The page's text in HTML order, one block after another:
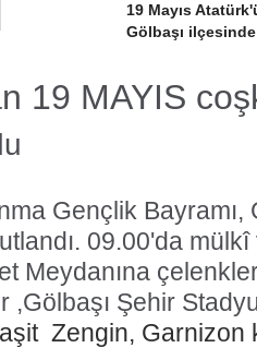
19 Mayıs
Gölbaşı
19 MAYIS
Gençlik Bayramı,
09.00'da
Meydanına
,Gölbaşı Şehir
Zengin, Garnizon